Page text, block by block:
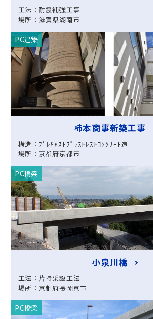
工法：耐震補強工事
場所：滋賀県湖南市
PC建築
柿本商事新築工事
構造：ﾌﾟﾚｷｬｽﾄﾌﾟﾚｽﾄﾚｽﾄｺﾝｸﾘｰﾄ造
場所：京都府京都市
PC橋梁
小泉川橋
工法：片持架設工法
場所：京都府長岡京市
PC橋梁